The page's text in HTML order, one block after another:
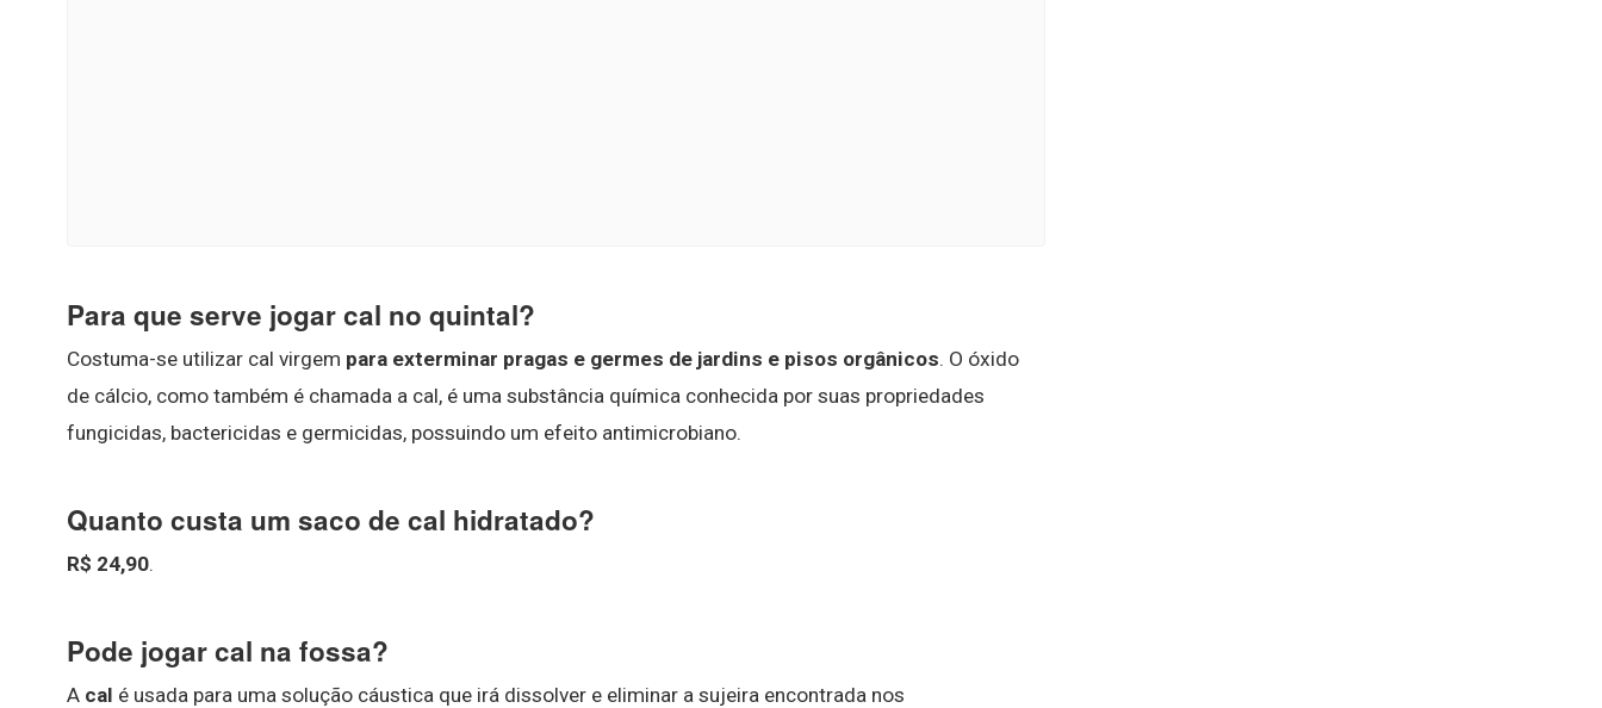
Para que serve jogar cal no quintal?
Costuma-se utilizar cal virgem para exterminar pragas e germes de jardins e pisos orgânicos. O óxido
de cálcio, como também é chamada a cal, é uma substância química conhecida por suas propriedades
fungicidas, bactericidas e germicidas, possuindo um efeito antimicrobiano.
Quanto custa um saco de cal hidratado?
R$ 24,90.
Pode jogar cal na fossa?
A cal é usada para uma solução cáustica que irá dissolver e eliminar a sujeira encontrada nos